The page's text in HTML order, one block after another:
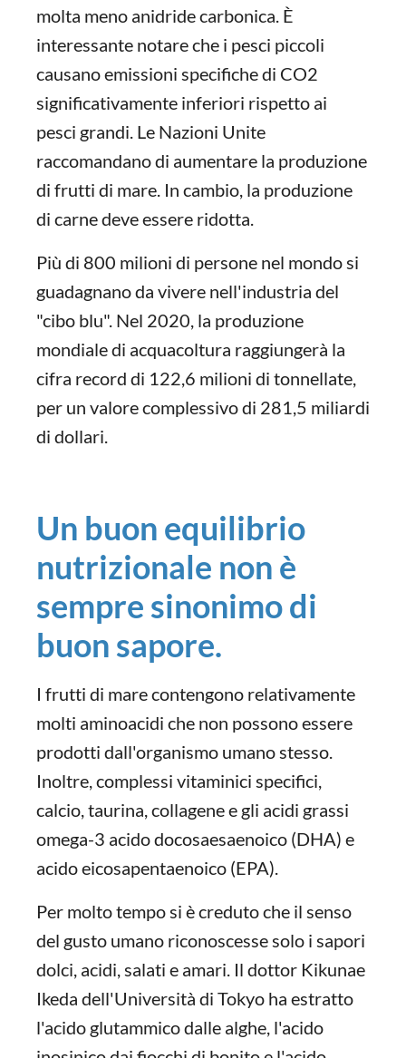
molta meno anidride carbonica. È
interessante notare che i pesci piccoli
causano emissioni specifiche di CO2
significativamente inferiori rispetto ai
pesci grandi. Le Nazioni Unite
raccomandano di aumentare la produzione
di frutti di mare. In cambio, la produzione
di carne deve essere ridotta.
Più di 800 milioni di persone nel mondo si
guadagnano da vivere nell'industria del
"cibo blu". Nel 2020, la produzione
mondiale di acquacoltura raggiungerà la
cifra record di 122,6 milioni di tonnellate,
per un valore complessivo di 281,5 miliardi
di dollari.
Un buon equilibrio
nutrizionale non è
sempre sinonimo di
buon sapore.
I frutti di mare contengono relativamente
molti aminoacidi che non possono essere
prodotti dall'organismo umano stesso.
Inoltre, complessi vitaminici specifici,
calcio, taurina, collagene e gli acidi grassi
omega-3 acido docosaesaenoico (DHA) e
acido eicosapentaenoico (EPA).
Per molto tempo si è creduto che il senso
del gusto umano riconoscesse solo i sapori
dolci, acidi, salati e amari. Il dottor Kikunae
Ikeda dell'Università di Tokyo ha estratto
l'acido glutammico dalle alghe, l'acido